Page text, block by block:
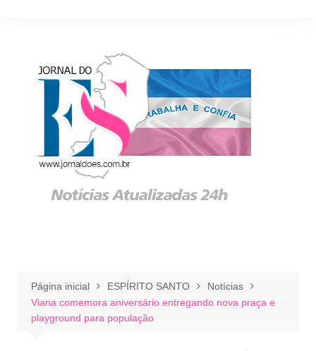
Página inicial ESPÍRITO SANTO
Notícias
Viana comemora aniversário entregando nova praça e
playground para população